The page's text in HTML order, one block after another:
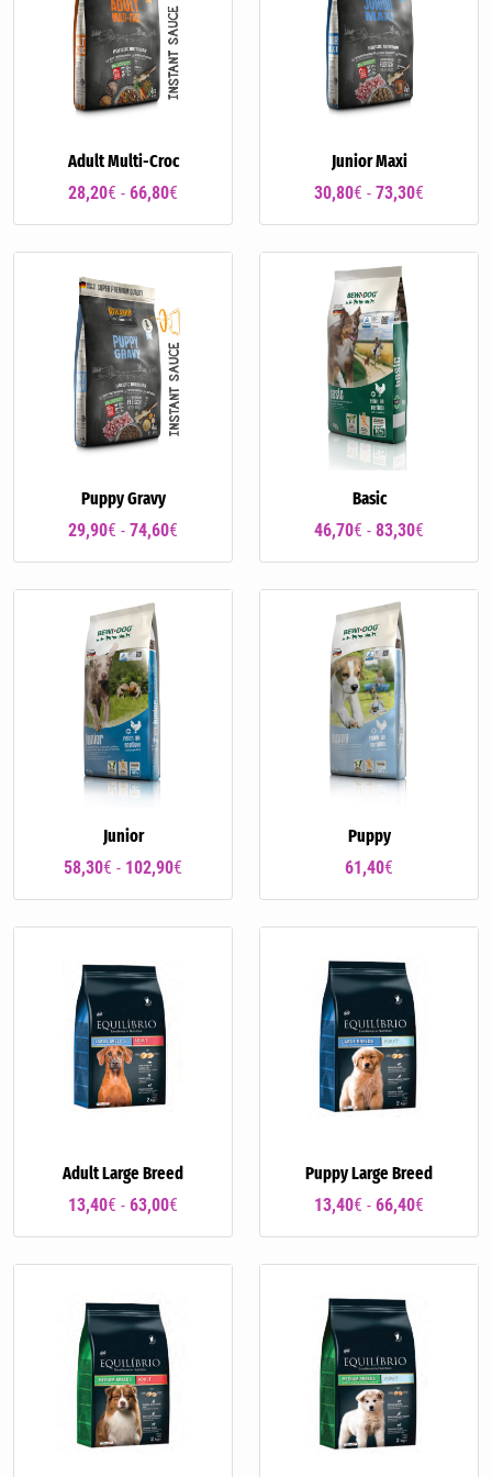
Adult Multi-Croc
28,20€ - 66,80€
Junior Maxi
30,80€ - 73,30€
Puppy Gravy
29,90€ - 74,60€
Basic
46,70€ - 83,30€
Junior
58,30€ - 102,90€
Puppy
61,40€
Adult Large Breed
13,40€ - 63,00€
Puppy Large Breed
13,40€ - 66,40€